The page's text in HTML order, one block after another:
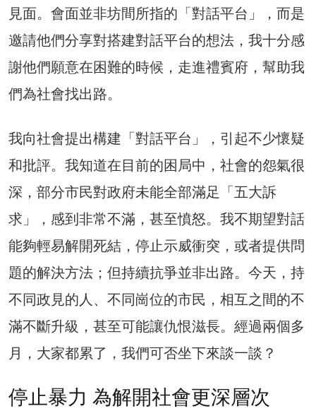
見面。會面並非坊間所指的「對話平台」，而是
邀請他們分享對搭建對話平台的想法，我十分感
謝他們願意在困難的時候，走進禮賓府，幫助我
們為社會找出路。
我向社會提出構建「對話平台」，引起不少懷疑
和批評。我知道在目前的困局中，社會的怨氣很
深，部分市民對政府未能全部滿足「五大訴
求」，感到非常不滿，甚至憤怒。我不期望對話
能夠輕易解開死結，停止示威衝突，或者提供問
題的解決方法；但持續抗爭並非出路。今天，持
不同政見的人、不同崗位的市民，相互之間的不
滿不斷升級，甚至可能讓仇恨滋長。經過兩個多
月，大家都累了，我們可否坐下來談一談？
停止暴力 為解開社會更深層次